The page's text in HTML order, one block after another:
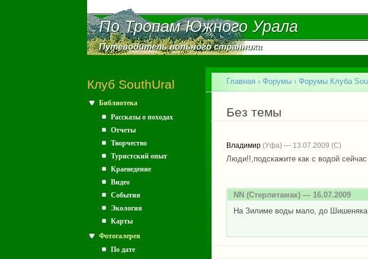
По Тропам Южного Урала
По Тропам Южного Урала
Путеводитель вольного странника
Путеводитель вольного странника
Клуб SouthUral
Библиотека
Рассказы о походах
Отчеты
Творчество
Туристский опыт
Краеведение
Видео
События
Экология
Карты
Фотогалерея
По дате
Вы здесь
Главная › Форумы › Форумы Клуба
Без темы
Владимир (Уфа) — 13.07.2009
Люди!!,подскажите как с водой
NN (Стерлитамак) — 16.07.2009
На Зилиме воды мало, до Шишеняка